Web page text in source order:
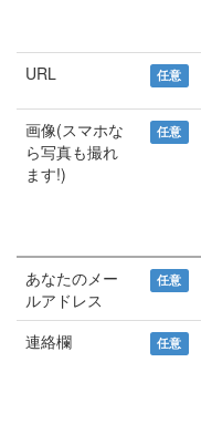
URL 任意
画像(スマホな
ら写真も撮れ
ます!)
任意
あなたのメー
ルアドレス
任意
連絡欄 任意